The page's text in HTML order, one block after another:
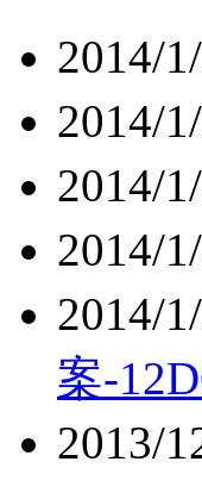
2014/
2014/
2014/
2014/
2014/
案-
2013/